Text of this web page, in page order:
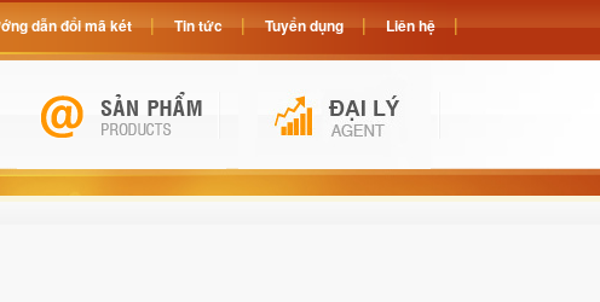
dẫn đổi mã két Tin tức Tuyển dụng Liên hệ